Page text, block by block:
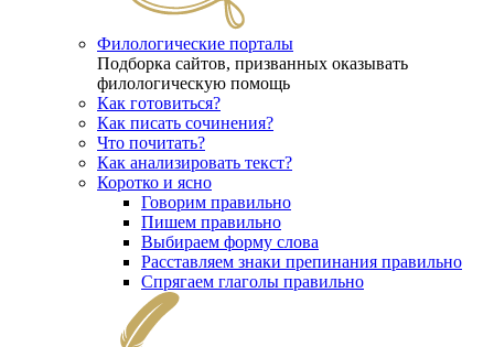
Филологические порталы
Подборка сайтов, призванных оказывать
филологическую помощь
Как готовиться?
Как писать сочинения?
Что почитать?
Как анализировать текст?
Коротко и ясно
Говорим правильно
Пишем правильно
Выбираем форму слова
Расставляем знаки препинания правильно
Спрягаем глаголы правильно